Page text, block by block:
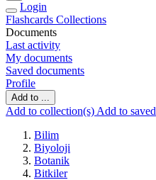
Login
Flashcards Collections
Documents
Last activity
My documents
Saved documents
Profile
Add to ...
Add to collection(s) Add to saved
Bilim
Biyoloji
Botanik
Bitkiler